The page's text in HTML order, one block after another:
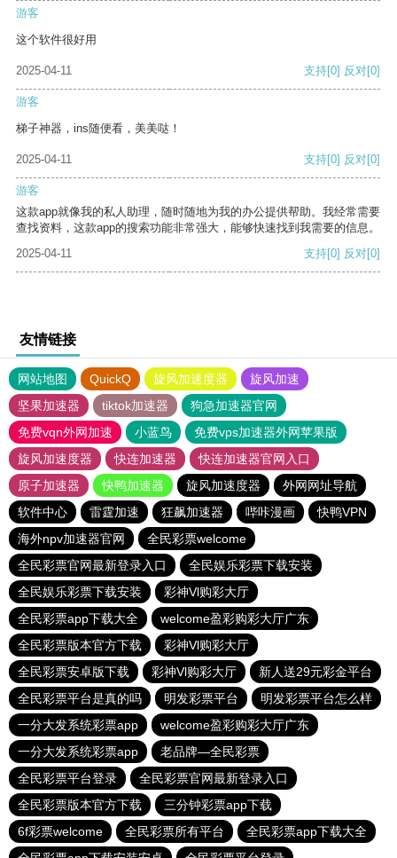
游客
这个软件很好用
2025-04-11 支持[0] 反对[0]
游客
梯子神器，ins随便看，美美哒！
2025-04-11 支持[0] 反对[0]
游客
这款app就像我的私人助理，随时随地为我的办公提供帮助。我经常需要
查找资料，这款app的搜索功能非常强大，能够快速找到我需要的信息。
2025-04-11
支持[0] 反对[0]
友情链接
网站地图 QuickQ 旋风加速度器
旋风加速
坚果加速器
tiktok加速器
狗急加速器官网
免费vqn外网加速
小蓝鸟
免费vps加速器外网苹果版
旋风加速度器
快连加速器
快连加速器官网入口
原子加速器
快鸭加速器 旋风加速度器
外网网址导航
软件中心
雷霆加速 狂飙加速器 哔咔漫画
快鸭VPN
海外npv加速器官网
全民彩票welcome
全民彩票官网最新登录入口
全民娱乐彩票下载安装
全民娱乐彩票下载安装
彩神Vl购彩大厅
全民彩票app下载大全
welcome盈彩购彩大厅广东
全民彩票版本官方下载
彩神Vl购彩大厅
全民彩票安卓版下载
彩神Vl购彩大厅
新人送29元彩金平台
全民彩票平台是真的吗
明发彩票平台
明发彩票平台怎么样
一分大发系统彩票app
welcome盈彩购彩大厅广东
一分大发系统彩票app
老品牌—全民彩票
全民彩票平台登录
全民彩票官网最新登录入口
全民彩票版本官方下载
三分钟彩票app下载
6f彩票welcome
全民彩票所有平台
全民彩票app下载大全